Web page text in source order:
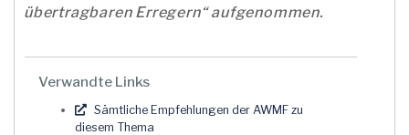
übertragbaren Erregern“ aufgenommen.
Verwandte Links
Sämtliche Empfehlungen der AWMF zu
diesem Thema